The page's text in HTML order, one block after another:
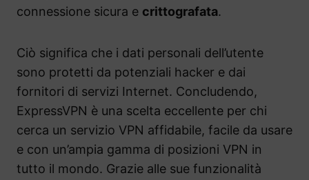
connessione sicura e crittografata.
Ciò significa che i dati personali dell’utente
sono protetti da potenziali hacker e dai
fornitori di servizi Internet. Concludendo,
ExpressVPN è una scelta eccellente per chi
cerca un servizio VPN affidabile, facile da usare
e con un’ampia gamma di posizioni VPN in
tutto il mondo. Grazie alle sue funzionalità